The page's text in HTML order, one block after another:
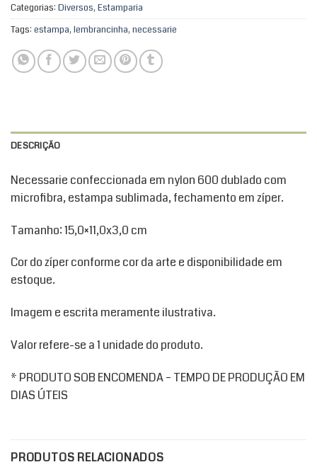
Categorias: Diversos, Estamparia
Tags: estampa, lembrancinha, necessarie
DESCRIÇÃO
Necessarie confeccionada em nylon 600 dublado com
microfibra, estampa sublimada, fechamento em zíper.
Tamanho: 15,0×11,0x3,0 cm
Cor do zíper conforme cor da arte e disponibilidade em
estoque.
Imagem e escrita meramente ilustrativa.
Valor refere-se a 1 unidade do produto.
* PRODUTO SOB ENCOMENDA – TEMPO DE PRODUÇÃO EM
DIAS ÚTEIS
PRODUTOS RELACIONADOS